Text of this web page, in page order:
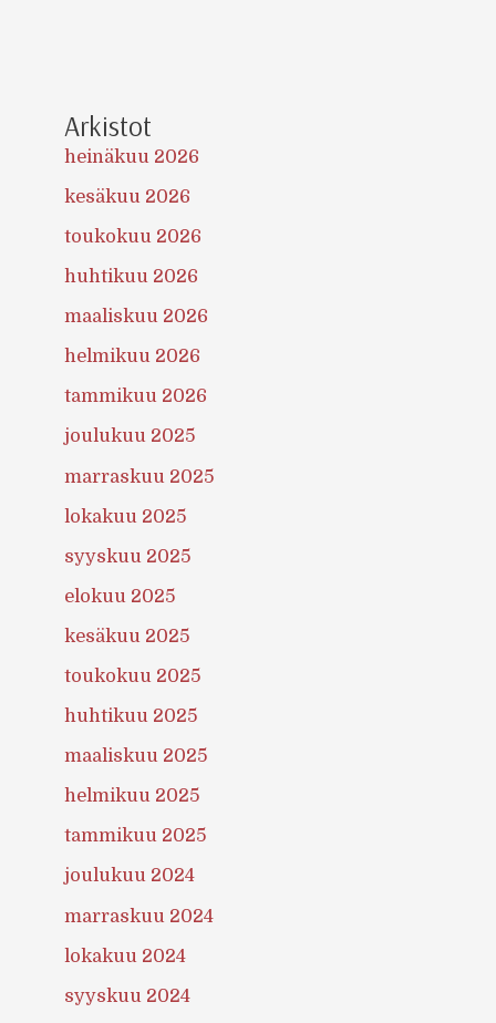
Arkistot
heinäkuu 2026
kesäkuu 2026
toukokuu 2026
huhtikuu 2026
maaliskuu 2026
helmikuu 2026
tammikuu 2026
joulukuu 2025
marraskuu 2025
lokakuu 2025
syyskuu 2025
elokuu 2025
kesäkuu 2025
toukokuu 2025
huhtikuu 2025
maaliskuu 2025
helmikuu 2025
tammikuu 2025
joulukuu 2024
marraskuu 2024
lokakuu 2024
syyskuu 2024